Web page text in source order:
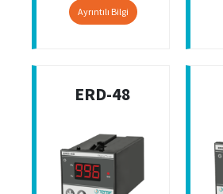
Ayrıntılı Bilgi
ERD-48